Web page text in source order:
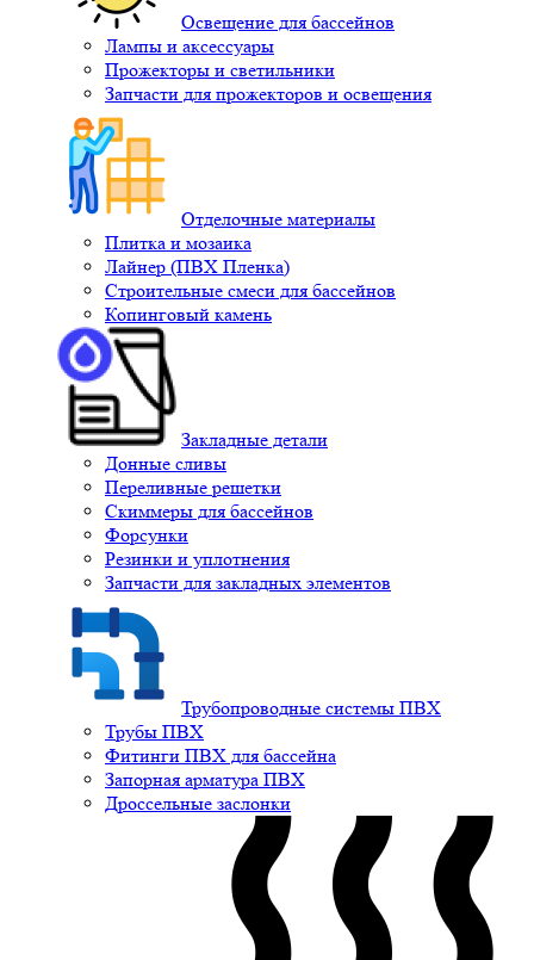
Освещение для бассейнов
Лампы и аксессуары
Прожекторы и светильники
Запчасти для прожекторов и освещения
Отделочные материалы
Плитка и мозаика
Лайнер (ПВХ Пленка)
Строительные смеси для бассейнов
Копинговый камень
Закладные детали
Донные сливы
Переливные решетки
Скиммеры для бассейнов
Форсунки
Резинки и уплотнения
Запчасти для закладных элементов
Трубопроводные системы ПВХ
Трубы ПВХ
Фитинги ПВХ для бассейна
Запорная арматура ПВХ
Дроссельные заслонки